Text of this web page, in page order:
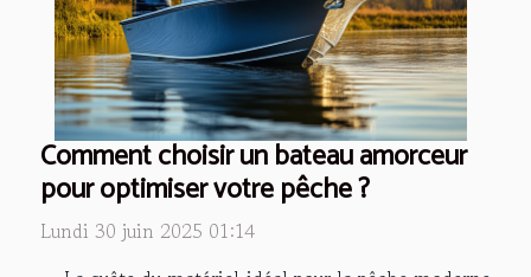
Comment choisir un bateau amorceur
pour optimiser votre pêche ?
Lundi 30 juin 2025 01:14